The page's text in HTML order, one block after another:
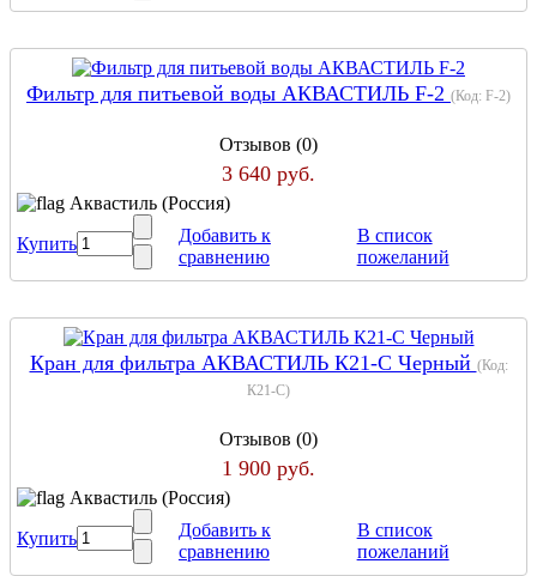
Фильтр для питьевой воды АКВАСТИЛЬ F-2 (Код: F-2)
Отзывов (0)
3 640 руб.
Аквастиль (Россия)
Купить
Добавить к
сравнению
В список
пожеланий
Кран для фильтра АКВАСТИЛЬ К21-C Черный (Код:
К21-C)
Отзывов (0)
1 900 руб.
Аквастиль (Россия)
Купить
Добавить к
сравнению
В список
пожеланий